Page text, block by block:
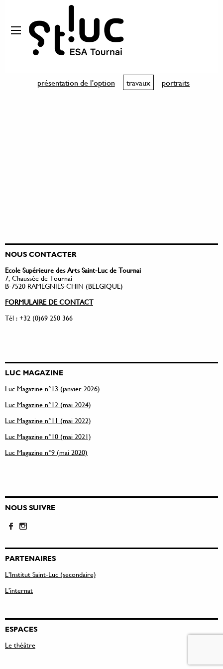
présentation de l'option travaux portraits
NOUS CONTACTER
Ecole Supérieure des Arts Saint-Luc de Tournai
7, Chaussée de Tournai
B-7520 RAMEGNIES-CHIN (BELGIQUE)
FORMULAIRE DE CONTACT
Tél : +32 (0)69 250 366
LUC MAGAZINE
Luc Magazine n°13 (janvier 2026)
Luc Magazine n°12 (mai 2024)
Luc Magazine n°11 (mai 2022)
Luc Magazine n°10 (mai 2021)
Luc Magazine n°9 (mai 2020)
NOUS SUIVRE
PARTENAIRES
L’Institut Saint-Luc (secondaire)
L’internat
ESPACES
Le théâtre